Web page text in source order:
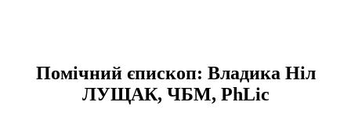
Помічний єпископ: Владика Ніл
ЛУЩАК, ЧБМ, PhLic